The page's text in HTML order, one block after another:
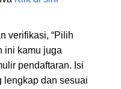
verifikasi, “Pilih
ini kamu juga
pendaftaran. Isi
lengkap dan sesuai